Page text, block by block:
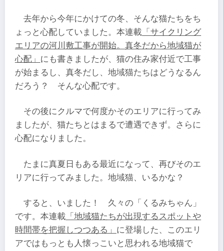
去年から今年にかけての冬、そんな猫たちをち
ょっと心配していました。本連載 「サイクリング
エリアの河川敷工事が開始。真冬だから地域猫が
心配」 にも書きましたが、猫の住み家付近で工事
が始まるし、真冬だし、地域猫たちはどうなるん
だろう？ そんな心配です。
その後にクルマで何度かそのエリアに行ってみ
ましたが、猫たちとはまるで遭遇できず。さらに
心配になりました。
たまに真夏日もある最近になって、再びそのエ
リアに行ってみました。地域猫、いるかな？
すると、いました！ 久々の「くるみちゃん」
です。本連載 「地域猫たちが出現するスポットや
時間帯を把握しつつある」 に登場した、このエリ
アではもっとも人懐っこいと思われる地域猫で